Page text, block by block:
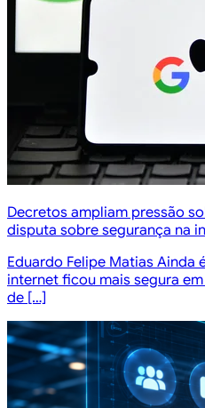
Decretos ampliam pressão
disputa sobre segurança na
Eduardo Felipe Matias Ainda
internet ficou mais segura
de […]